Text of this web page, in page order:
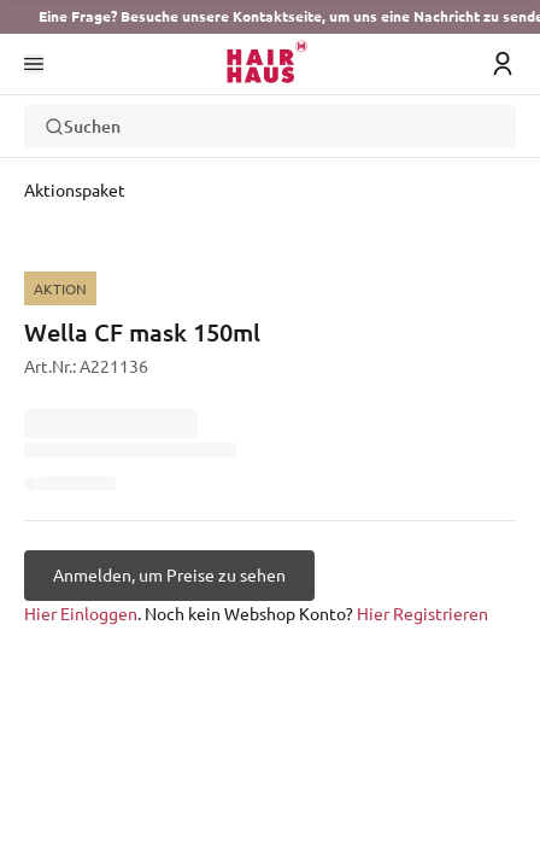
Eine Frage? Besuche unsere Kontaktseite, um uns eine Nachricht zu
Suchen
Aktionspaket
AKTION
Wella CF mask 150ml
Art.Nr.:A221136
Anmelden, um Preise zu sehen
Hier Einloggen. Noch kein Webshop Konto? Hier Registrieren